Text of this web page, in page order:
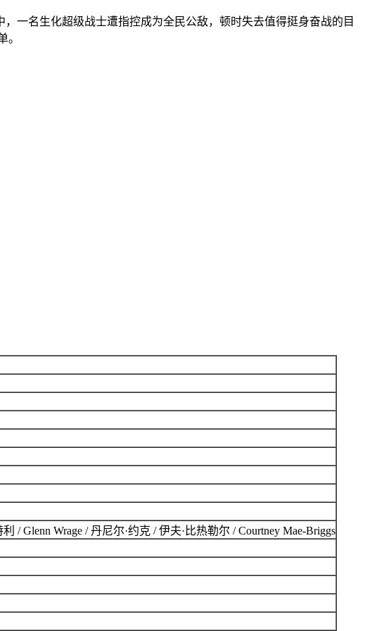
一名生化超级战士遭指控成为全民公敌，顿时失去值得挺身奋战的目
。
/ Glenn Wrage / 丹尼尔·约克 / 伊夫·比热勒尔 / Courtney Mae-Briggs